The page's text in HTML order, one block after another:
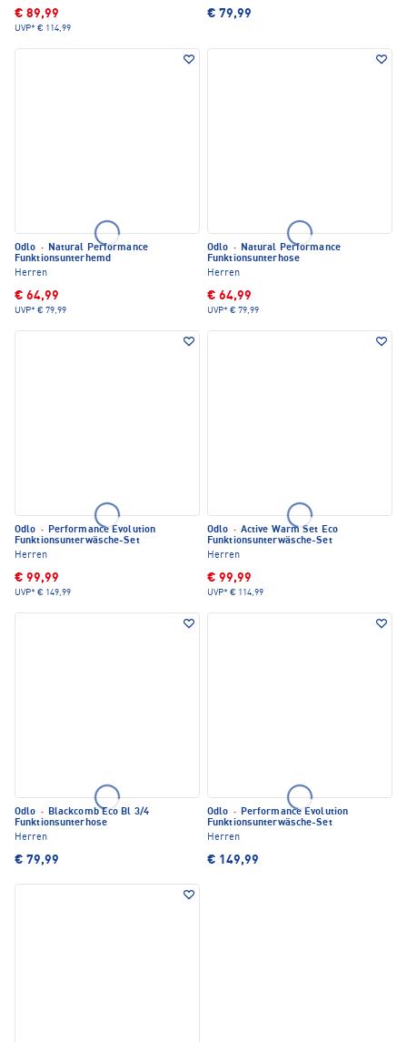
€ 89,99
UVP* € 114,99
€ 79,99
Odlo · Natural Performance
Funktionsunterhemd
Herren
€ 64,99
UVP* € 79,99
Odlo · Natural Performance
Funktionsunterhose
Herren
€ 64,99
UVP* € 79,99
Odlo · Performance Evolution
Funktionsunterwäsche-Set
Herren
€ 99,99
UVP* € 149,99
Odlo · Active Warm Set Eco
Funktionsunterwäsche-Set
Herren
€ 99,99
UVP* € 114,99
Odlo · Blackcomb Eco Bl 3/4
Funktionsunterhose
Herren
€ 79,99
Odlo · Performance Evolution
Funktionsunterwäsche-Set
Herren
€ 149,99